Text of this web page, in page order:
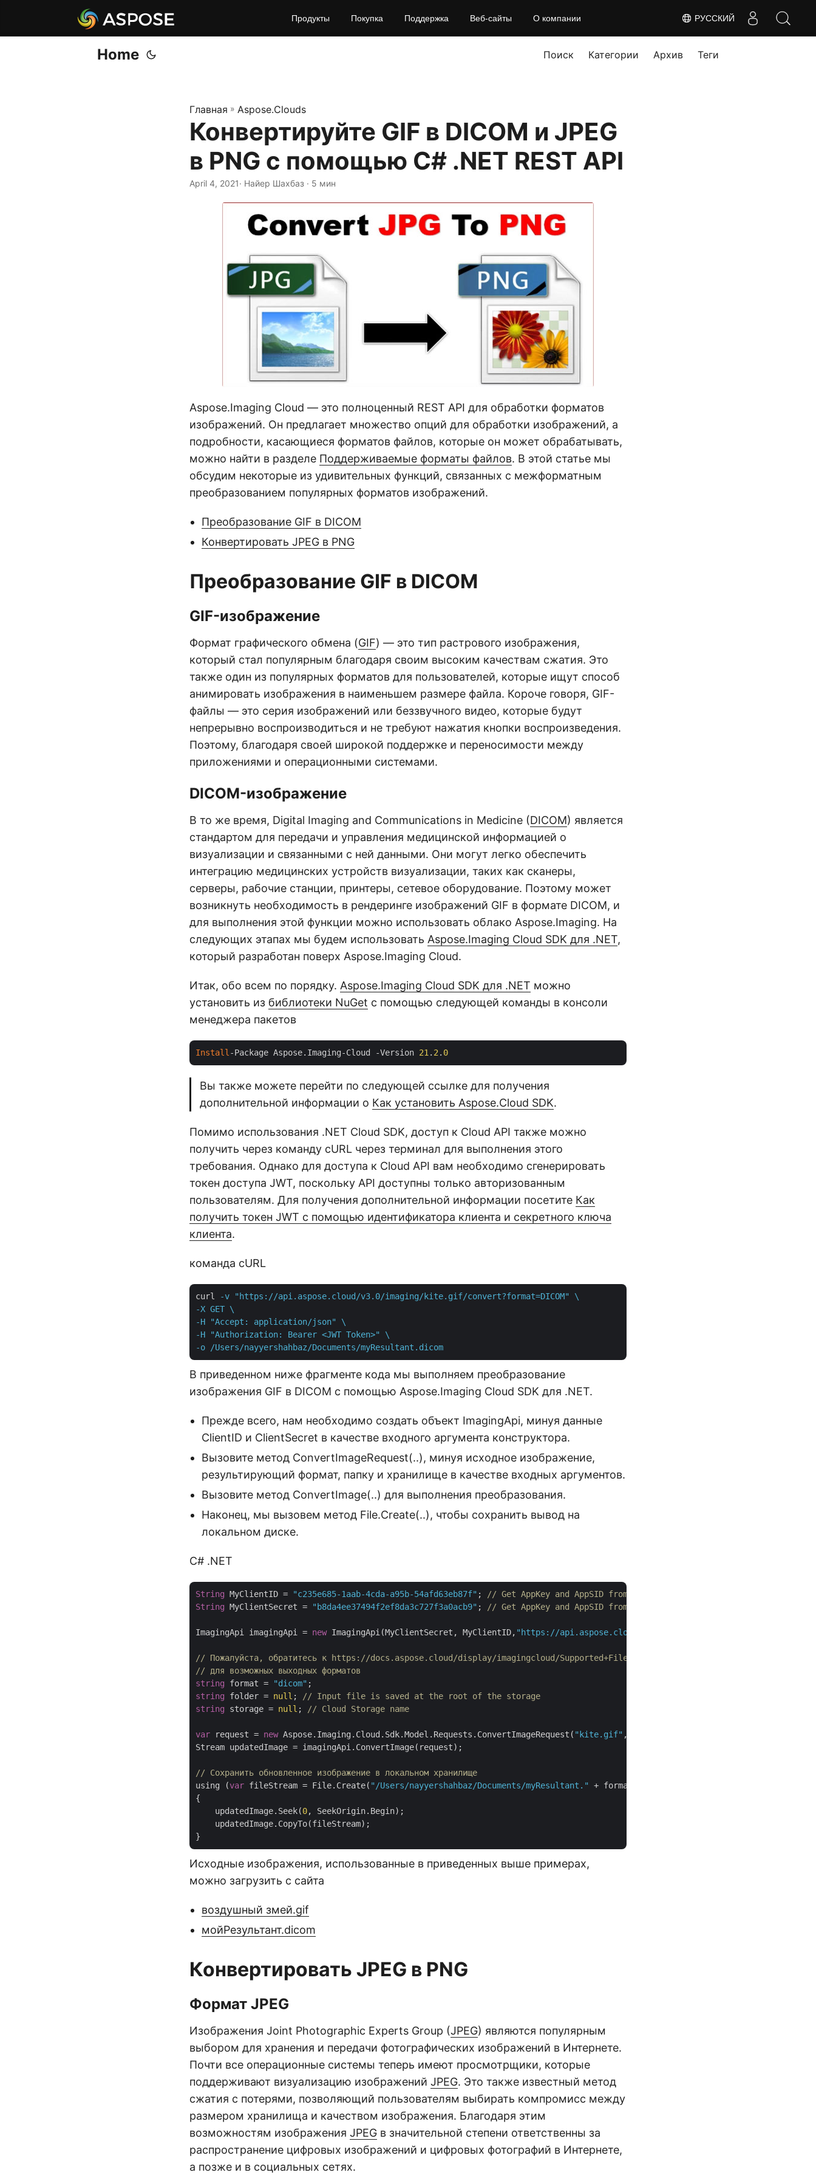
РУССКИЙ
Продукты Покупка Поддержка Веб-сайты О компании
Home Поиск Категории Архив Теги
Главная » Aspose.Clouds
Конвертируйте GIF в DICOM и JPEG
в PNG с помощью C# .NET REST API
April 4, 2021· Найер Шахбаз · 5 мин
Aspose.Imaging Cloud — это полноценный REST API для обработки форматов
изображений. Он предлагает множество опций для обработки изображений, а
подробности, касающиеся форматов файлов, которые он может обрабатывать,
можно найти в разделе Поддерживаемые форматы файлов. В этой статье мы
обсудим некоторые из удивительных функций, связанных с межформатным
преобразованием популярных форматов изображений.
Преобразование GIF в DICOM
Конвертировать JPEG в PNG
Преобразование GIF в DICOM
GIF-изображение
Формат графического обмена (GIF) — это тип растрового изображения,
который стал популярным благодаря своим высоким качествам сжатия. Это
также один из популярных форматов для пользователей, которые ищут способ
анимировать изображения в наименьшем размере файла. Короче говоря, GIF-
файлы — это серия изображений или беззвучного видео, которые будут
непрерывно воспроизводиться и не требуют нажатия кнопки воспроизведения.
Поэтому, благодаря своей широкой поддержке и переносимости между
приложениями и операционными системами.
DICOM-изображение
В то же время, Digital Imaging and Communications in Medicine (DICOM) является
стандартом для передачи и управления медицинской информацией о
визуализации и связанными с ней данными. Они могут легко обеспечить
интеграцию медицинских устройств визуализации, таких как сканеры,
серверы, рабочие станции, принтеры, сетевое оборудование. Поэтому может
возникнуть необходимость в рендеринге изображений GIF в формате DICOM, и
для выполнения этой функции можно использовать облако Aspose.Imaging. На
следующих этапах мы будем использовать Aspose.Imaging Cloud SDK для .NET,
который разработан поверх Aspose.Imaging Cloud.
Итак, обо всем по порядку. Aspose.Imaging Cloud SDK для .NET можно
установить из библиотеки NuGet с помощью следующей команды в консоли
менеджера пакетов
Install -Package Aspose.Imaging-Cloud -Version 21 . 2 . 0
Вы также можете перейти по следующей ссылке для получения
дополнительной информации о Как установить Aspose.Cloud SDK.
Помимо использования .NET Cloud SDK, доступ к Cloud API также можно
получить через команду cURL через терминал для выполнения этого
требования. Однако для доступа к Cloud API вам необходимо сгенерировать
токен доступа JWT, поскольку API доступны только авторизованным
пользователям. Для получения дополнительной информации посетите Как
получить токен JWT с помощью идентификатора клиента и секретного ключа
клиента.
команда cURL
curl
-v "https://api.aspose.cloud/v3.0/imaging/kite.gif/convert?format=DICOM" \
-X GET \
-H "Accept: application/json" \
-H "Authorization: Bearer <JWT Token>" \
-o /Users/nayyershahbaz/Documents/myResultant.dicom
В приведенном ниже фрагменте кода мы выполняем преобразование
изображения GIF в DICOM с помощью Aspose.Imaging Cloud SDK для .NET.
Прежде всего, нам необходимо создать объект ImagingApi, минуя данные
ClientID и ClientSecret в качестве входного аргумента конструктора.
Вызовите метод ConvertImageRequest(..), минуя исходное изображение,
результирующий формат, папку и хранилище в качестве входных аргументов.
Вызовите метод ConvertImage(..) для выполнения преобразования.
Наконец, мы вызовем метод File.Create(..), чтобы сохранить вывод на
локальном диске.
C# .NET
String MyClientID = "c235e685-1aab-4cda-a95b-54afd63eb87f" ;
// Get AppKey and AppSID from https://dashboard.aspose.cloud/
String MyClientSecret = "b8da4ee37494f2ef8da3c727f3a0acb9" ; // Get AppKey and AppSID from https://dashboard.aspose.cloud/
ImagingApi imagingApi = new ImagingApi(MyClientSecret, MyClientID, "https://api.aspose.cloud"
// Пожалуйста, обратитесь к https://docs.aspose.cloud/display/imagingcloud/Supported+File+Formats
// для возможных выходных форматов
string format = "dicom"
string folder = null ;
// Input file is saved at the root of the storage
string storage = null ; // Cloud Storage name
var request = new Aspose.Imaging.Cloud.Sdk.Model.Requests.ConvertImageRequest( "kite.gif" , format, folder, storage);
Stream updatedImage = imagingApi.ConvertImage(request);
// Сохранить обновленное изображение в локальном хранилище
using (var fileStream = File.Create( "/Users/nayyershahbaz/Documents/myResultant."
+ format))
{
    updatedImage.Seek(
0, SeekOrigin.Begin);
    updatedImage.CopyTo(fileStream);
Исходные изображения, использованные в приведенных выше примерах,
можно загрузить с сайта
воздушный змей.gif
мойРезультант.dicom
Конвертировать JPEG в PNG
Формат JPEG
Изображения Joint Photographic Experts Group (JPEG) являются популярным
выбором для хранения и передачи фотографических изображений в Интернете.
Почти все операционные системы теперь имеют просмотрщики, которые
поддерживают визуализацию изображений JPEG. Это также известный метод
сжатия с потерями, позволяющий пользователям выбирать компромисс между
размером хранилища и качеством изображения. Благодаря этим
возможностям изображения JPEG в значительной степени ответственны за
распространение цифровых изображений и цифровых фотографий в Интернете,
а позже и в социальных сетях.